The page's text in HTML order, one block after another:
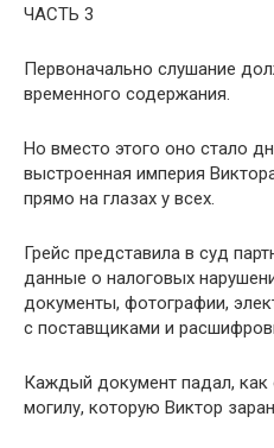
ЧАСТЬ 3
Первоначально слушание
временного содержания.
Но вместо этого оно стало
выстроенная империя
прямо на глазах у всех.
Грейс представила в суд
данные о налоговых
документы, фотографии,
с поставщиками и
Каждый документ падал, как
могилу, которую Виктор